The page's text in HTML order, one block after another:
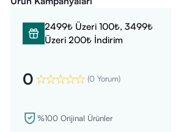
2499₺ Üzeri 100₺, 3499₺
Üzeri 200₺ İndirim
0 (0 Yorum)
%100 Orijinal Ürünler